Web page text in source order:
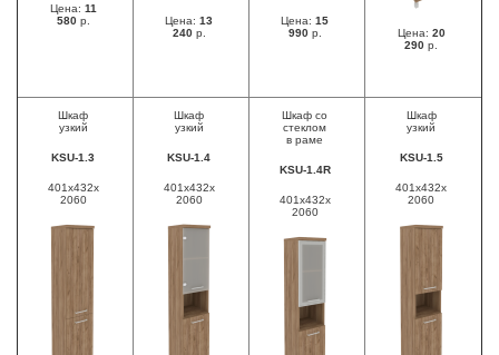
Цена: 11
580р. Цена: 13
240р.
Цена: 15
990 р. Цена: 20
290 р.
Шкаф
узкий
KSU-1.3
401x432x
2060
Шкаф
узкий
KSU-1.4
401x432x
2060
Шкаф со
стеклом
в раме
KSU-1.4R
401x432x
2060
Шкаф
узкий
KSU-1.5
401x432x
2060